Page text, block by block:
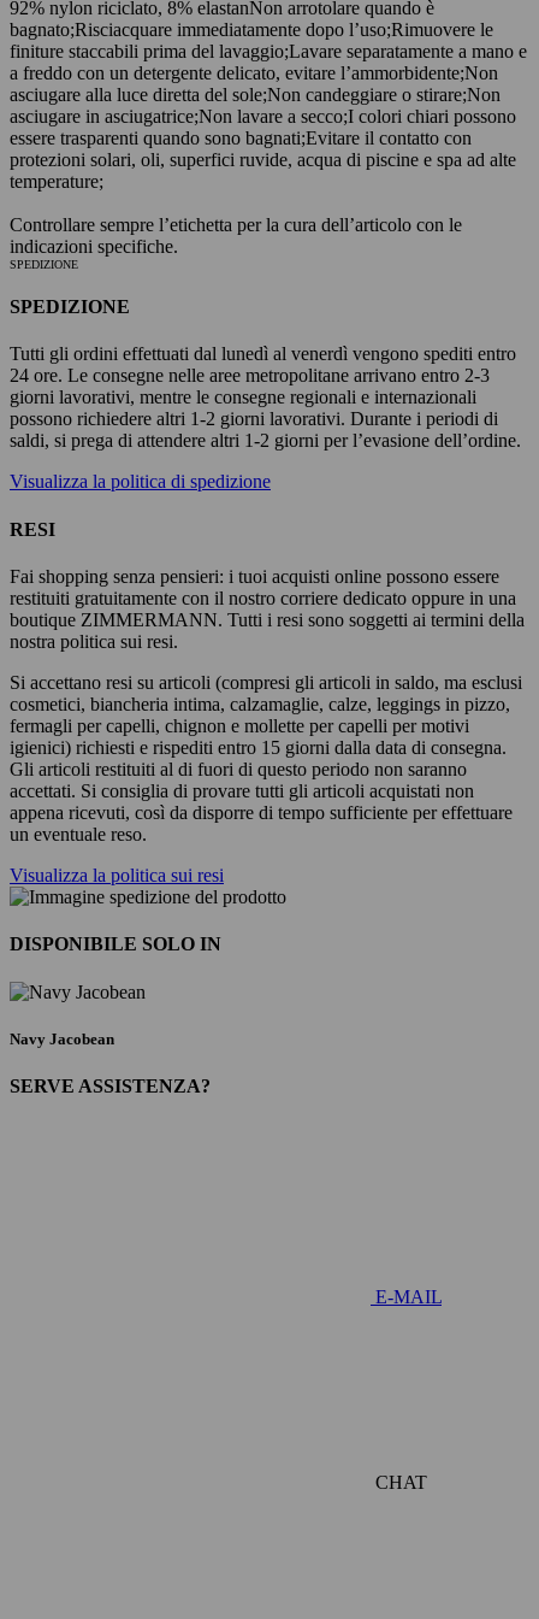
92% nylon riciclato, 8% elastanNon arrotolare quando è
bagnato;Risciacquare immediatamente dopo l’uso;Rimuovere le
finiture staccabili prima del lavaggio;Lavare separatamente a mano e
a freddo con un detergente delicato, evitare l’ammorbidente;Non
asciugare alla luce diretta del sole;Non candeggiare o stirare;Non
asciugare in asciugatrice;Non lavare a secco;I colori chiari possono
essere trasparenti quando sono bagnati;Evitare il contatto con
protezioni solari, oli, superfici ruvide, acqua di piscine e spa ad alte
temperature;
Controllare sempre l’etichetta per la cura dell’articolo con le
indicazioni specifiche.
SPEDIZIONE
SPEDIZIONE
Tutti gli ordini effettuati dal lunedì al venerdì vengono spediti entro
24 ore. Le consegne nelle aree metropolitane arrivano entro 2-3
giorni lavorativi, mentre le consegne regionali e internazionali
possono richiedere altri 1-2 giorni lavorativi. Durante i periodi di
saldi, si prega di attendere altri 1-2 giorni per l’evasione dell’ordine.
Visualizza la politica di spedizione
RESI
Fai shopping senza pensieri: i tuoi acquisti online possono essere
restituiti gratuitamente con il nostro corriere dedicato oppure in una
boutique ZIMMERMANN. Tutti i resi sono soggetti ai termini della
nostra politica sui resi.
Si accettano resi su articoli (compresi gli articoli in saldo, ma esclusi
cosmetici, biancheria intima, calzamaglie, calze, leggings in pizzo,
fermagli per capelli, chignon e mollette per capelli per motivi
igienici) richiesti e rispediti entro 15 giorni dalla data di consegna.
Gli articoli restituiti al di fuori di questo periodo non saranno
accettati. Si consiglia di provare tutti gli articoli acquistati non
appena ricevuti, così da disporre di tempo sufficiente per effettuare
un eventuale reso.
Visualizza la politica sui resi
DISPONIBILE SOLO IN
Navy Jacobean
SERVE ASSISTENZA?
E-MAIL
CHAT